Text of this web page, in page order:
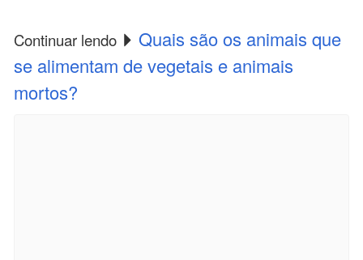
Continuar lendo
Quais são os animais que
se alimentam de vegetais e animais
mortos?